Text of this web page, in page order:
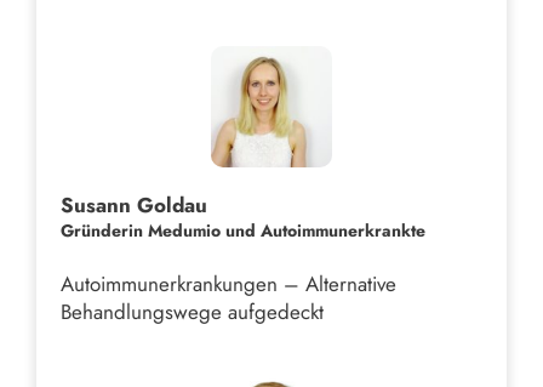
Susann Goldau
Gründerin Medumio und Autoimmunerkrankte
Autoimmunerkrankungen – Alternative
Behandlungswege aufgedeckt